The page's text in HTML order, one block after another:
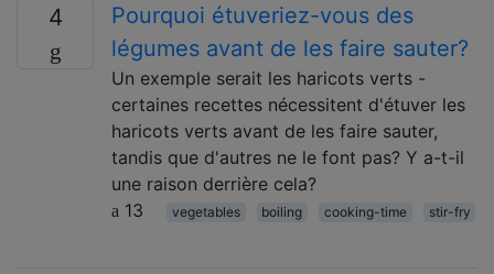
4
Pourquoi étuveriez-vous des
légumes avant de les faire sauter?
Un exemple serait les haricots verts -
certaines recettes nécessitent d'étuver les
haricots verts avant de les faire sauter,
tandis que d'autres ne le font pas? Y a-t-il
une raison derrière cela?
13
vegetables boiling cooking-time stir-fry